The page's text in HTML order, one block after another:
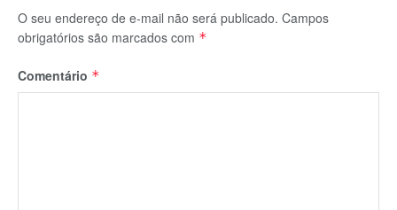
O seu endereço de e-mail não será publicado. Campos
obrigatórios são marcados com *
Comentário *